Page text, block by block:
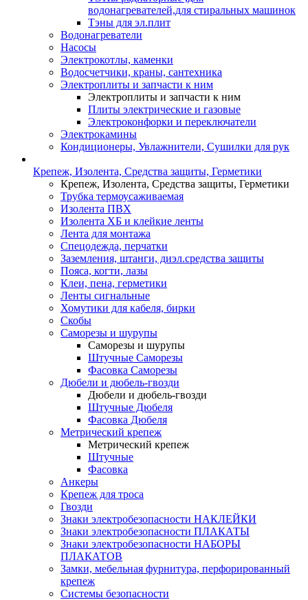
водонагревателей,для стиральных машинок
Тэны для эл.плит
Водонагреватели
Насосы
Электрокотлы, каменки
Водосчетчики, краны, сантехника
Электроплиты и запчасти к ним
Электроплиты и запчасти к ним
Плиты электрические и газовые
Электроконфорки и переключатели
Электрокамины
Кондиционеры, Увлажнители, Сушилки для рук
Крепеж, Изолента, Средства защиты, Герметики
Крепеж, Изолента, Средства защиты, Герметики
Трубка термоусаживаемая
Изолента ПВХ
Изолента ХБ и клейкие ленты
Лента для монтажа
Спецодежда, перчатки
Заземления, штанги, диэл.средства защиты
Пояса, когти, лазы
Клеи, пена, герметики
Ленты сигнальные
Хомутики для кабеля, бирки
Скобы
Саморезы и шурупы
Саморезы и шурупы
Штучные Саморезы
Фасовка Саморезы
Дюбели и дюбель-гвозди
Дюбели и дюбель-гвозди
Штучные Дюбеля
Фасовка Дюбеля
Метрический крепеж
Метрический крепеж
Штучные
Фасовка
Анкеры
Крепеж для троса
Гвозди
Знаки электробезопасности НАКЛЕЙКИ
Знаки электробезопасности ПЛАКАТЫ
Знаки электробезопасности НАБОРЫ
ПЛАКАТОВ
Замки, мебельная фурнитура, перфорированный
крепеж
Системы безопасности